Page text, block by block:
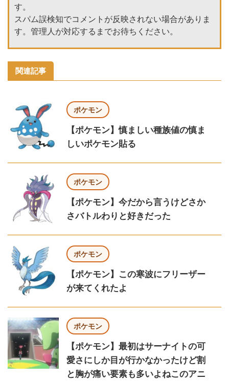
す。
スパム誤検知でコメントが反映されない場合がありま
す。管理人が対応するまでお待ちください。
関連記事
ポケモン
【ポケモン】慎ましい種族値の慎ま
しいポケモン貼る
ポケモン
【ポケモン】今だから言うけどさか
さバトルわりと好きだった
ポケモン
【ポケモン】この寒波にフリーザー
が来てくれたよ
ポケモン
【ポケモン】最初はサーナイトの可
愛さにしか目が行かなかったけど割
と胸が痛い要素も多いよねこのアニ